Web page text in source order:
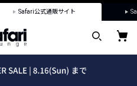
Safari公式通販サイト